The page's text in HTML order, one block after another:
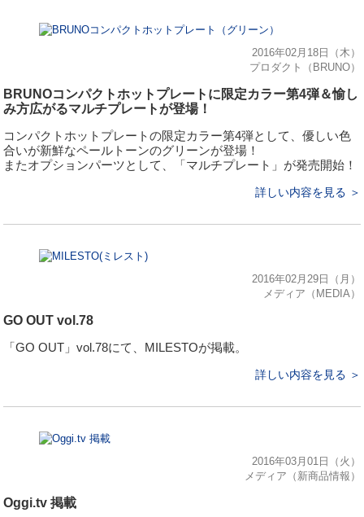
2016年02月18日（木）
プロダクト（BRUNO）
BRUNOコンパクトホットプレートに限定カラー第4弾＆愉し
み方広がるマルチプレートが登場！
コンパクトホットプレートの限定カラー第4弾として、優しい色
合いが新鮮なペールトーンのグリーンが登場！
またオプションパーツとして、「マルチプレート」が発売開始！
詳しい内容を見る ＞
2016年02月29日（月）
メディア（MEDIA）
GO OUT vol.78
「GO OUT」vol.78にて、MILESTOが掲載。
詳しい内容を見る ＞
2016年03月01日（火）
メディア（新商品情報）
Oggi.tv 掲載